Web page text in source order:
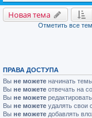
Новая тема
Отметить все
ПРАВА ДОСТУПА
Вы не можете начинать
Вы не можете отвечать на
Вы не можете
Вы не можете удалять свои
Вы не можете добавлять